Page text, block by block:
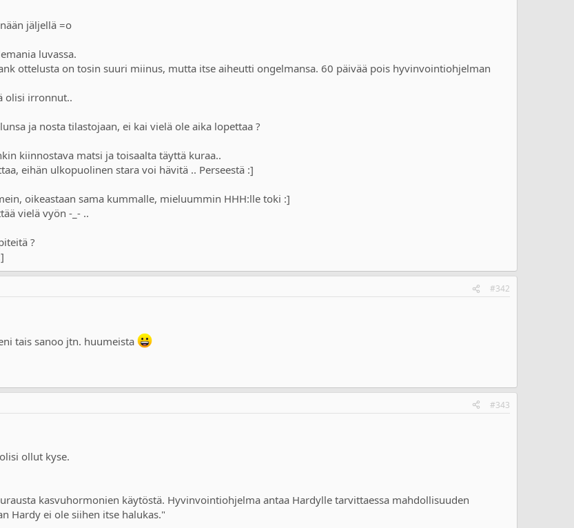
jäljellä =o
luvassa.
ottelusta on tosin suuri miinus, mutta itse aiheutti ongelmansa. 60 päivää pois hyvinvointiohjelman
olisi irronnut..
ja nosta tilastojaan, ei kai vielä ole aika lopettaa ?
kiinnostava matsi ja toisaalta täyttä kuraa..
eihän ulkopuolinen stara voi hävitä .. Perseestä :]
oikeastaan sama kummalle, mieluummin HHH:lle toki :]
vielä vyön -_- ..
?
#342
tais sanoo jtn. huumeista
#343
ollut kyse.
kasvuhormonien käytöstä. Hyvinvointiohjelma antaa Hardylle tarvittaessa mahdollisuuden
Hardy ei ole siihen itse halukas."